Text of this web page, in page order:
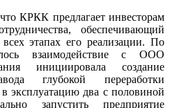
КРКК предлагает инвесторам
обеспечивающий
этапах его реализации. По
взаимодействие с ООО
инициировала создание
глубокой переработки
эксплуатацию два с половиной
запустить предприятие